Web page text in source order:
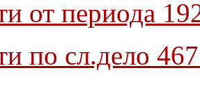
от периода
по сл.дело